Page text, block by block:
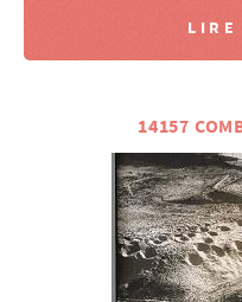
LIRE
14157